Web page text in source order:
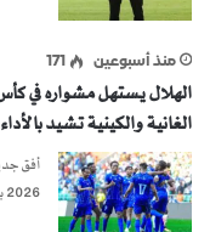
منذ أسبوعين 171
الهلال يستهل مشواره في
الغانية والكينية تشيد بالأداء
أفق
2026 بأفضل…